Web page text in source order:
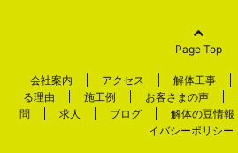
Page Top
会社案内 アクセス 解体工事
る理由
施工例 お客さまの声
問
求人 ブログ 解体の豆情報
イバシーポリシー